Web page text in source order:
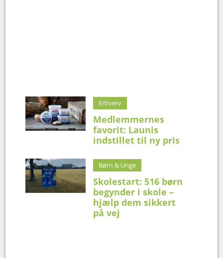
Erhverv
Medlemmernes
favorit: Launis
indstillet til ny pris
Børn & Unge
Skolestart: 516 børn
begynder i skole –
hjælp dem sikkert
på vej